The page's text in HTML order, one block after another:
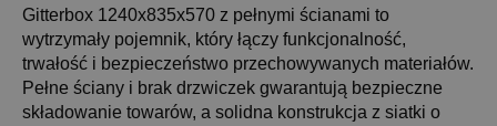
Gitterbox 1240x835x570 z pełnymi ścianami to
wytrzymały pojemnik, który łączy funkcjonalność,
trwałość i bezpieczeństwo przechowywanych materiałów.
Pełne ściany i brak drzwiczek gwarantują bezpieczne
składowanie towarów, a solidna konstrukcja z siatki o